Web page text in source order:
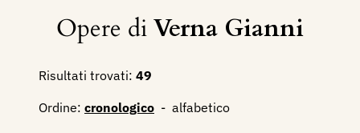
Opere diVerna Gianni
Risultati trovati: 49
Ordine: cronologico - alfabetico